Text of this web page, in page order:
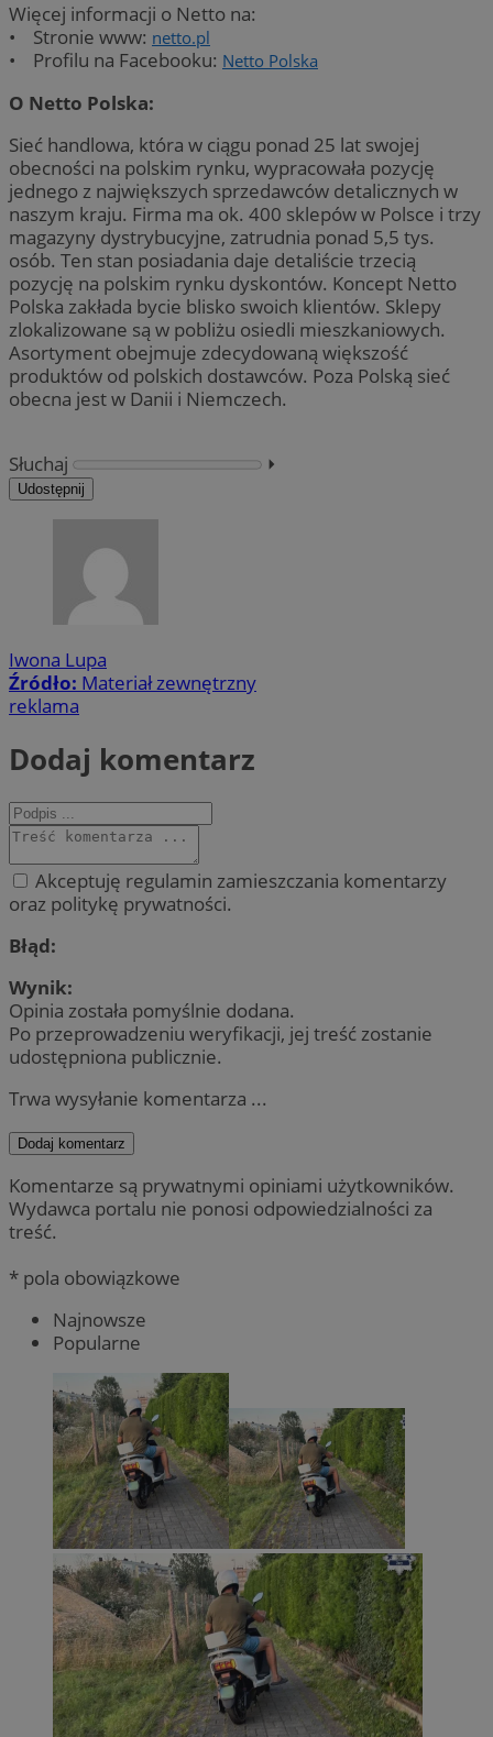
Więcej informacji o Netto na:
• Stronie www: netto.pl
• Profilu na Facebooku: Netto Polska
O Netto Polska:
Sieć handlowa, która w ciągu ponad 25 lat swojej
obecności na polskim rynku, wypracowała pozycję
jednego z największych sprzedawców detalicznych w
naszym kraju. Firma ma ok. 400 sklepów w Polsce i trzy
magazyny dystrybucyjne, zatrudnia ponad 5,5 tys.
osób. Ten stan posiadania daje detaliście trzecią
pozycję na polskim rynku dyskontów. Koncept Netto
Polska zakłada bycie blisko swoich klientów. Sklepy
zlokalizowane są w pobliżu osiedli mieszkaniowych.
Asortyment obejmuje zdecydowaną większość
produktów od polskich dostawców. Poza Polską sieć
obecna jest w Danii i Niemczech.
Słuchaj ⏵︎
Udostępnij
Iwona Lupa
Źródło: Materiał zewnętrzny
reklama
Dodaj komentarz
Akceptuję regulamin zamieszczania komentarzy
oraz politykę prywatności.
Błąd:
Wynik:
Opinia została pomyślnie dodana.
Po przeprowadzeniu weryfikacji, jej treść zostanie
udostępniona publicznie.
Trwa wysyłanie komentarza ...
Dodaj komentarz
Komentarze są prywatnymi opiniami użytkowników.
Wydawca portalu nie ponosi odpowiedzialności za
treść.
* pola obowiązkowe
Najnowsze
Popularne